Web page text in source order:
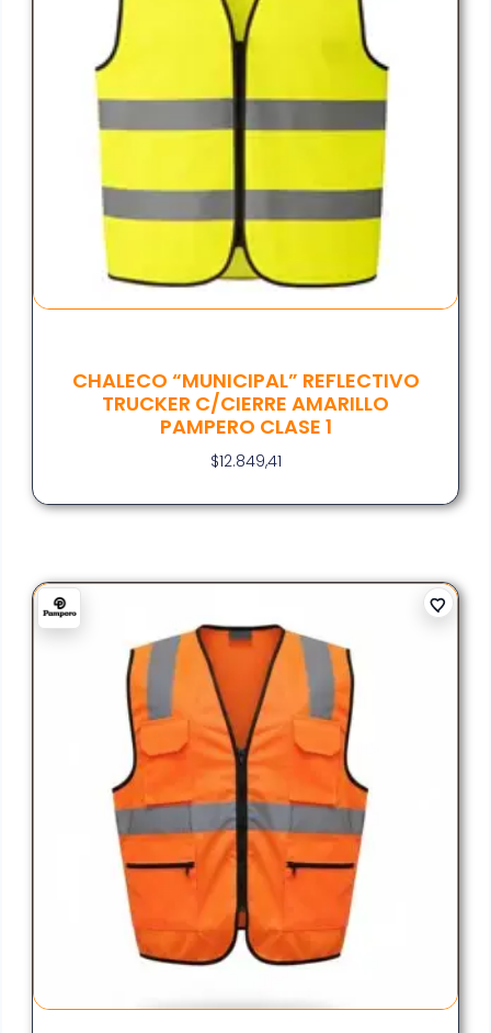
CHALECO “MUNICIPAL” REFLECTIVO
TRUCKER C/CIERRE AMARILLO
PAMPERO CLASE 1
$12.849,41